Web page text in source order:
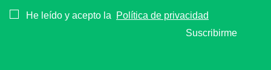
Consentimiento
He leído y acepto la
Política de privacidad
Suscribirme